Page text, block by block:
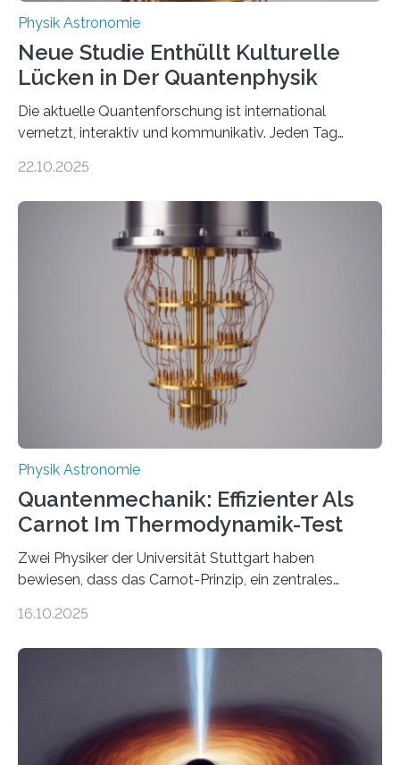
Physik Astronomie
Neue Studie Enthüllt Kulturelle
Lücken in Der Quantenphysik
Die aktuelle Quantenforschung ist international
vernetzt, interaktiv und kommunikativ. Jeden Tag
oft von Autor*innen, die eng zusammenarbeiten. Neue
werden schnell weiterentwickelt. Dies ist der Alltag in
der Forschung der Quantentheorie, die dieses Jahr 100
Jahre alt geworden ist, weshalb die UNESCO 2025 zum
Internationalen Jahr der Quantenwissenschaft und -
technologie ausgerufen hat. Doch nun hat eine
internationale Forschungsgruppe um den
22.10.2025
Physik Astronomie
Quantenmechanik: Effizienter Als
Carnot Im Thermodynamik-Test
Zwei Physiker der Universität Stuttgart haben
bewiesen, dass das Carnot-Prinzip, ein zentrales
Größenordnung von Atomen gilt, deren physikalische
Quantenmotoren voranbringen. Das
Wissenschaftsjournal Science Advances veröffentlichte
die Herleitung. (DOI: 10.1126/sciadv.adw8462)
16.10.2025